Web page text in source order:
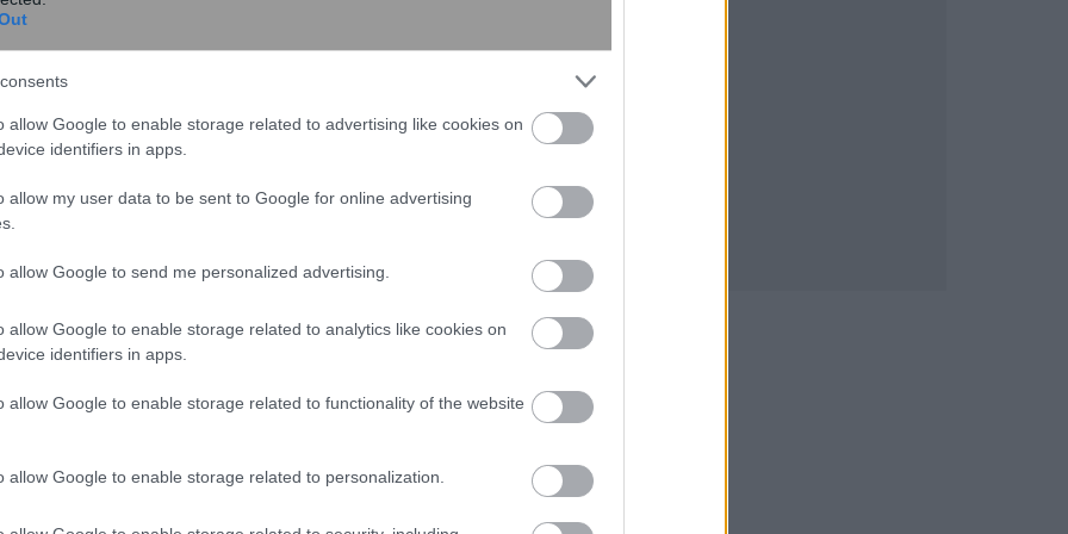
allow Google to enable storage related to advertising like cookies on
identifiers in apps.
allow my user data to be sent to Google for online advertising
allow Google to send me personalized advertising.
allow Google to enable storage related to analytics like cookies on
identifiers in apps.
allow Google to enable storage related to functionality of the website
allow Google to enable storage related to personalization.
αποκάλυψη των αδήλωτων εισοδημάτων μετά
την υπογρα...
αποκάλυψη αδήλωτων εισοδημάτων